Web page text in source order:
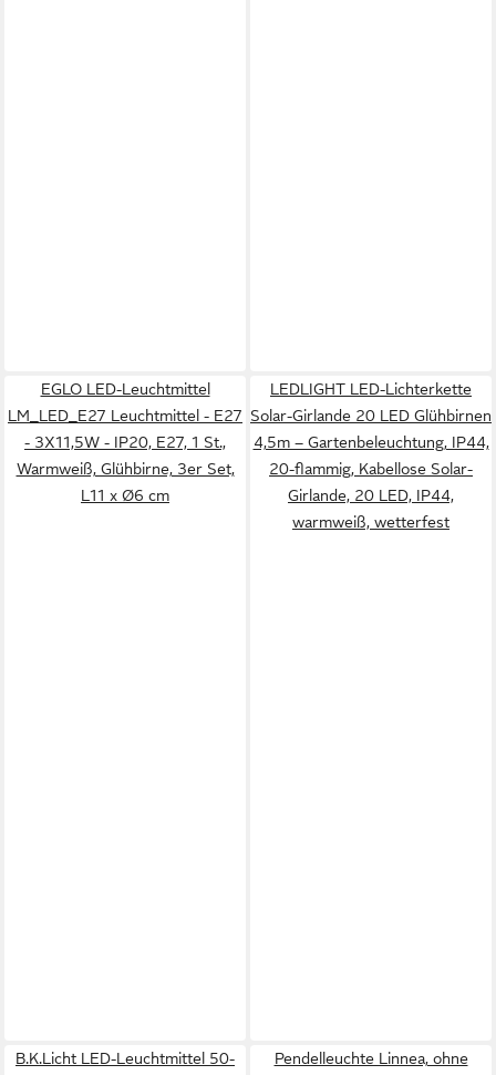
EGLO LED-Leuchtmittel
LM_LED_E27 Leuchtmittel - E27
- 3X11,5W - IP20, E27, 1 St.,
Warmweiß, Glühbirne, 3er Set,
L11 x Ø6 cm
LEDLIGHT LED-Lichterkette
Solar-Girlande 20 LED Glühbirnen
4,5m – Gartenbeleuchtung, IP44,
20-flammig, Kabellose Solar-
Girlande, 20 LED, IP44,
warmweiß, wetterfest
B.K.Licht LED-Leuchtmittel 50-
Pendelleuchte Linnea, ohne